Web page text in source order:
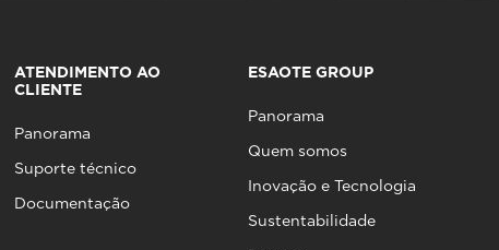
ATENDIMENTO AO
CLIENTE
Panorama
Suporte técnico
Documentação
ESAOTE GROUP
Panorama
Quem somos
Inovação e Tecnologia
Sustentabilidade